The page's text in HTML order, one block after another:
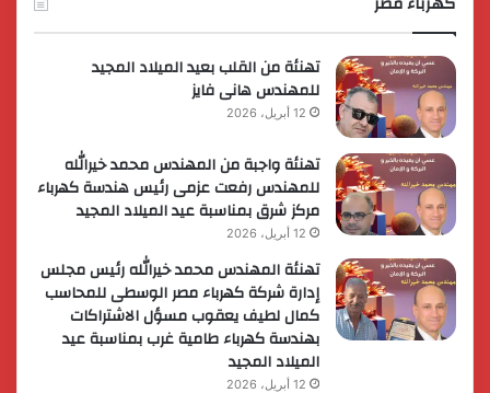
تهنئة من القلب بعيد الميلاد المجيد
للمهندس هانى فايز
12 أبريل، 2026
تهنئة واجبة من المهندس محمد خيرالله
للمهندس رفعت عزمى رئيس هندسة كهرباء
مركز شرق بمناسبة عيد الميلاد المجيد
12 أبريل، 2026
تهنئة المهندس محمد خيرالله رئيس مجلس
إدارة شركة كهرباء مصر الوسطى للمحاسب
كمال لطيف يعقوب مسؤل الاشتراكات
بهندسة كهرباء طامية غرب بمناسبة عيد
الميلاد المجيد
12 أبريل، 2026